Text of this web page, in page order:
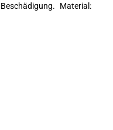
Material: